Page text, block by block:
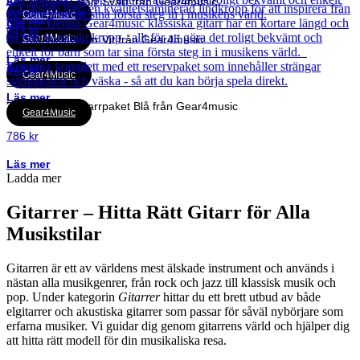
Gear4Music
Läs mer
Gear4Music
643kr
Läs mer
Gear4Music
3/4 Klassisk Gitarr Vit från Gear4music
643kr
Läs mer
Gear4Music
3/4 Klassiskt Gitarrpaket Blå från Gear4music
786 kr
Läs mer
Ladda mer
Gitarrer – Hitta Rätt Gitarr för Alla
Musikstilar
Gitarren är ett av världens mest älskade instrument och används i
nästan alla musikgenrer, från rock och jazz till klassisk musik och
pop. Under kategorin Gitarrerhittar du ett brett utbud av både
elgitarrer och akustiska gitarrer som passar för såväl nybörjare som
erfarna musiker. Vi guidar dig genom gitarrens värld och hjälper dig
att hitta rätt modell för din musikaliska resa.